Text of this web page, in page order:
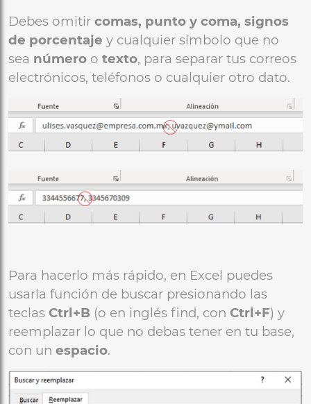
Debes omitir comas, punto y coma, signos
de porcentaje y cualquier símbolo que no
sea número o texto, para separar tus correos
electrónicos, teléfonos o cualquier otro dato.
Para hacerlo más rápido, en Excel puedes
usarla función de buscar presionando las
teclas Ctrl+B (o en inglés find, con Ctrl+F) y
reemplazar lo que no debas tener en tu base,
con un espacio.